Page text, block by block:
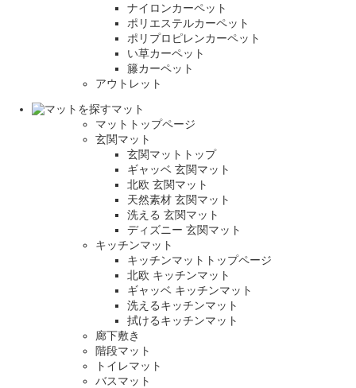
ナイロンカーペット
ポリエステルカーペット
ポリプロピレンカーペット
い草カーペット
籐カーペット
アウトレット
マット
マットトップページ
玄関マット
玄関マットトップ
ギャッベ 玄関マット
北欧 玄関マット
天然素材 玄関マット
洗える 玄関マット
ディズニー 玄関マット
キッチンマット
キッチンマットトップページ
北欧 キッチンマット
ギャッベ キッチンマット
洗えるキッチンマット
拭けるキッチンマット
廊下敷き
階段マット
トイレマット
バスマット